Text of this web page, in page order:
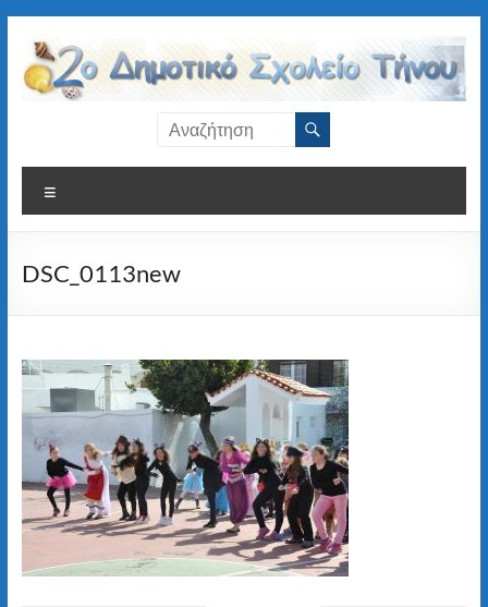
περιεχόμενο
Δημοτικό
Σχολείο
Τήνου
DSC_0113new